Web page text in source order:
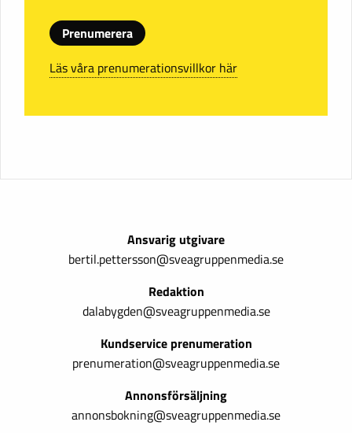
Prenumerera
Läs våra prenumerationsvillkor här
Ansvarig utgivare
bertil.pettersson@sveagruppenmedia.se
Redaktion
dalabygden@sveagruppenmedia.se
Kundservice prenumeration
prenumeration@sveagruppenmedia.se
Annonsförsäljning
annonsbokning@sveagruppenmedia.se